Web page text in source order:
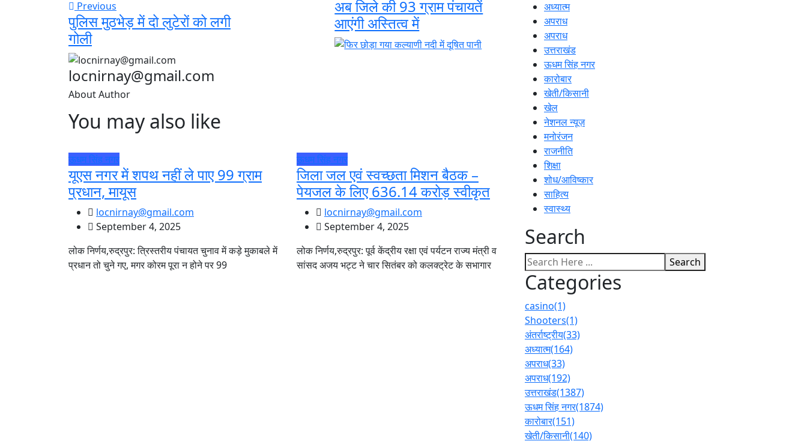
Previous
पुलिस मुठभेड़ में दो लुटेरों को लगी
गोली
अब जिले की 93 ग्राम पंचायतें
आएंगी अस्तित्व में
locnirnay@gmail.com
About Author
You may also like
ऊधम सिंह नगर
यूएस नगर में शपथ नहीं ले पाए 99 ग्राम
प्रधान, मायूस
locnirnay@gmail.com
September 4, 2025
लोक निर्णय,रुद्रपुर: त्रिस्तरीय पंचायत चुनाव में कड़े मुकाबले में
प्रधान तो चुने गए, मगर कोरम पूरा न होने पर 99
ऊधम सिंह नगर
जिला जल एवं स्वच्छता मिशन बैठक –
पेयजल के लिए 636.14 करोड़ स्वीकृत
locnirnay@gmail.com
September 4, 2025
लोक निर्णय,रुद्रपुर: पूर्व केंद्रीय रक्षा एवं पर्यटन राज्य मंत्री व
सांसद अजय भट्ट ने चार सितंबर को कलक्ट्रेट के सभागार
अध्यात्म
अपराध
अपराध
उत्तराखंड
ऊधम सिंह नगर
कारोबार
खेती/किसानी
खेल
नेशनल न्यूज़
मनोरंजन
राजनीति
शिक्षा
शोध/आविष्कार
साहित्य
स्वास्थ्य
Search
Search
Categories
casino(1)
Shooters(1)
अंतर्राष्ट्रीय(33)
अध्यात्म(164)
अपराध(33)
अपराध(192)
उत्तराखंड(1387)
ऊधम सिंह नगर(1874)
कारोबार(151)
खेती/किसानी(140)